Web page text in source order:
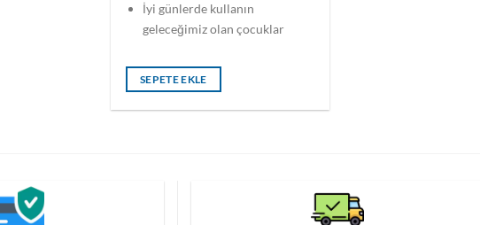
İyi günlerde kullanın
geleceğimiz olan çocuklar
SEPETE EKLE